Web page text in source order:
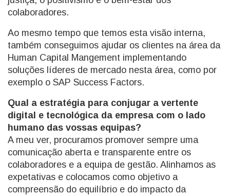
colaboradores.
Ao mesmo tempo que temos esta visão interna,
também conseguimos ajudar os clientes na área da
Human Capital Mangement implementando
soluções líderes de mercado nesta área, como por
exemplo o SAP Success Factors.
Qual a estratégia para conjugar a vertente
digital e tecnológica da empresa com o lado
humano das vossas equipas?
A meu ver, procuramos promover sempre uma
comunicação aberta e transparente entre os
colaboradores e a equipa de gestão. Alinhamos as
expetativas e colocamos como objetivo a
compreensão do equilíbrio e do impacto da